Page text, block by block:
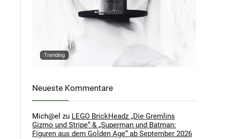
Trending
Neueste Kommentare
Mich@el zu LEGO BrickHeadz „Die Gremlins
Gizmo und Stripe“ & „Superman und Batman:
Figuren aus dem Golden Age“ ab September 2026